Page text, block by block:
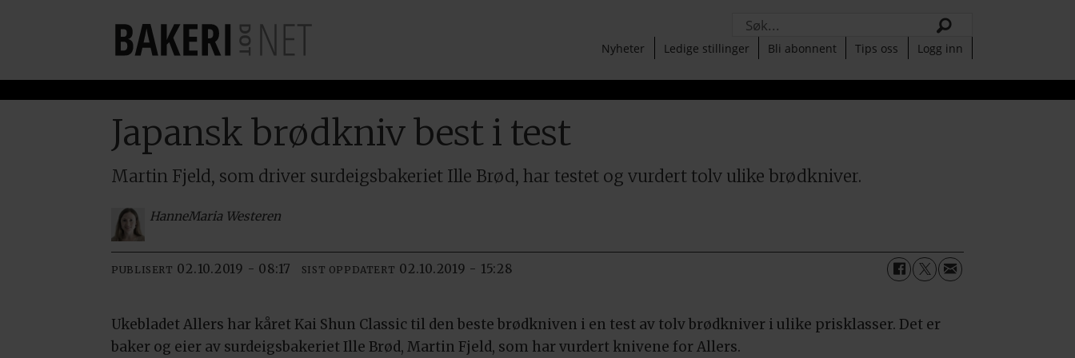
Søk
Nyheter Ledige stillinger Bli abonnent Tips oss Logg inn
Japansk brødkniv best i test
Martin Fjeld, som driver surdeigsbakeriet Ille Brød, har testet og vurdert tolv ulike brødkniver.
HanneMaria Westeren
PUBLISERT 02.10.2019 - 08:17 SIST OPPDATERT 02.10.2019 - 15:28
Ukebladet Allers har kåret Kai Shun Classic til den beste brødkniven i en test av tolv brødkniver i ulike prisklasser. Det er
baker og eier av surdeigsbakeriet Ille Brød, Martin Fjeld, som har vurdert knivene for Allers.